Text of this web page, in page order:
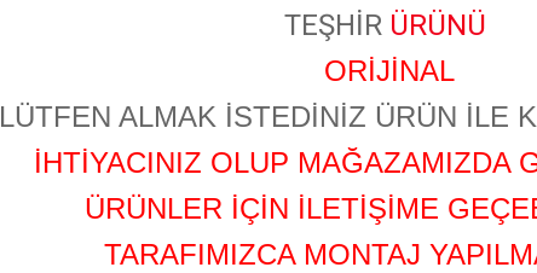
TEŞHİR ÜRÜNÜ
ORİJİNAL
LÜTFEN ALMAK İSTEDİNİZ ÜRÜN İLE
İHTİYACINIZ OLUP MAĞAZAMIZDA
ÜRÜNLER İÇİN İLETİŞİME
TARAFIMIZCA MONTAJ